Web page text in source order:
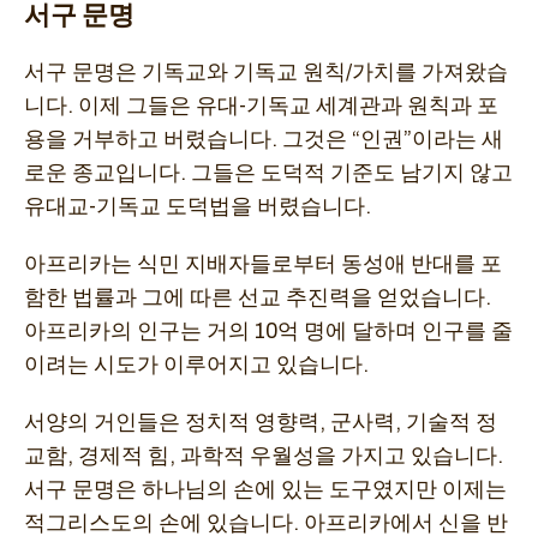
서구 문명
서구 문명은 기독교와 기독교 원칙/가치를 가져왔습
니다. 이제 그들은 유대-기독교 세계관과 원칙과 포
용을 거부하고 버렸습니다. 그것은 “인권”이라는 새
로운 종교입니다. 그들은 도덕적 기준도 남기지 않고
유대교-기독교 도덕법을 버렸습니다.
아프리카는 식민 지배자들로부터 동성애 반대를 포
함한 법률과 그에 따른 선교 추진력을 얻었습니다.
아프리카의 인구는 거의 10억 명에 달하며 인구를 줄
이려는 시도가 이루어지고 있습니다.
서양의 거인들은 정치적 영향력, 군사력, 기술적 정
교함, 경제적 힘, 과학적 우월성을 가지고 있습니다.
서구 문명은 하나님의 손에 있는 도구였지만 이제는
적그리스도의 손에 있습니다. 아프리카에서 신을 반